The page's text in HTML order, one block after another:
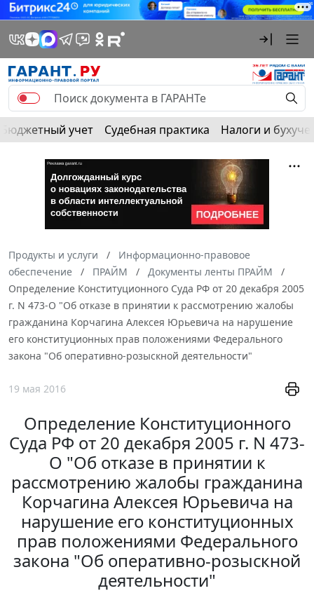
Бюджетный учет Судебная практика Налоги и
Продукты и услуги
Информационно-правовое
обеспечение
ПРАЙМ
Документы ленты ПРАЙМ
Определение Конституционного Суда РФ от 20 декабря 2005
г. N 473-О "Об отказе в принятии к рассмотрению жалобы
гражданина Корчагина Алексея Юрьевича на нарушение
его конституционных прав положениями Федерального
закона "Об оперативно-розыскной деятельности"
19 мая 2016
Определение Конституционного
Суда РФ от 20 декабря 2005 г. N 473-
О "Об отказе в принятии к
рассмотрению жалобы гражданина
Корчагина Алексея Юрьевича на
нарушение его конституционных
прав положениями Федерального
закона "Об оперативно-розыскной
деятельности"